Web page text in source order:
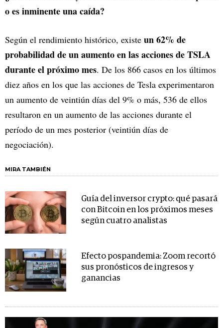
o es inminente una caída?
Según el rendimiento histórico, existe un 62% de
probabilidad de un aumento en las acciones de TSLA
durante el próximo mes. De los 866 casos en los últimos
diez años en los que las acciones de Tesla experimentaron
un aumento de veintiún días del 9% o más, 536 de ellos
resultaron en un aumento de las acciones durante el
período de un mes posterior (veintiún días de
negociación).
MIRA TAMBIÉN
Guía del inversor crypto: qué pasará
con Bitcoin en los próximos meses
según cuatro analistas
Efecto pospandemia: Zoom recortó
sus pronósticos de ingresos y
ganancias